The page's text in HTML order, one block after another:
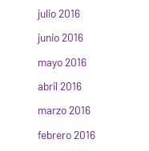
julio 2016
junio 2016
mayo 2016
abril 2016
marzo 2016
febrero 2016